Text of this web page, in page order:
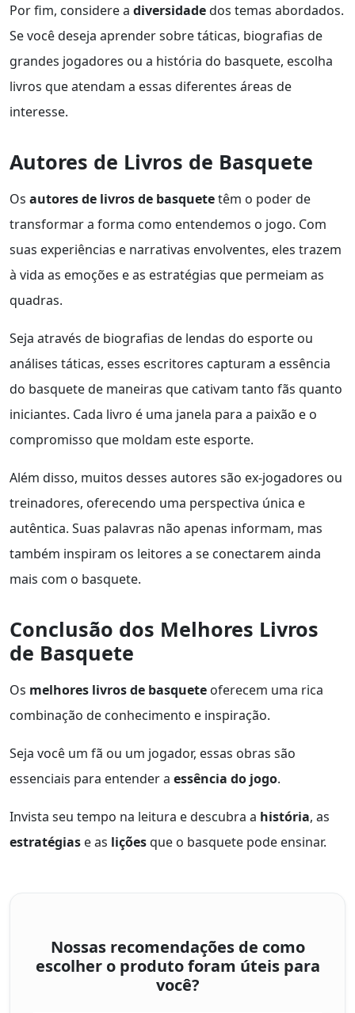
Por fim, considere a diversidadedos temas abordados.
Se você deseja aprender sobre táticas, biografias de
grandes jogadores ou a história do basquete, escolha
livros que atendam a essas diferentes áreas de
interesse.
Autores de Livros de Basquete
Os autores de livros de basquetetêm o poder de
transformar a forma como entendemos o jogo. Com
suas experiências e narrativas envolventes, eles trazem
à vida as emoções e as estratégias que permeiam as
quadras.
Seja através de biografias de lendas do esporte ou
análises táticas, esses escritores capturam a essência
do basquete de maneiras que cativam tanto fãs quanto
iniciantes. Cada livro é uma janela para a paixão e o
compromisso que moldam este esporte.
Além disso, muitos desses autores são ex-jogadores ou
treinadores, oferecendo uma perspectiva única e
autêntica. Suas palavras não apenas informam, mas
também inspiram os leitores a se conectarem ainda
mais com o basquete.
Conclusão dos Melhores Livros
de Basquete
Os melhores livros de basquete oferecem uma rica
combinação de conhecimento e inspiração.
Seja você um fã ou um jogador, essas obras são
essenciais para entender a essência do jogo.
Invista seu tempo na leitura e descubra a história, as
estratégias e as liçõesque o basquete pode ensinar.
Nossas recomendações de como
escolher o produto foram úteis para
você?